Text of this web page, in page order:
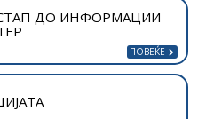
ДО ИНФОРМАЦИИ